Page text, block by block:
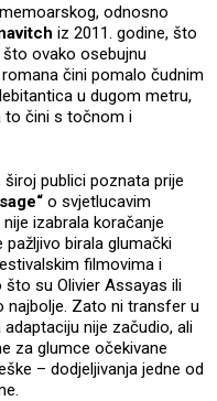
odnosno
iz 2011. godine, što
ovako osebujnu
čini pomalo čudnim
u dugom metru,
to čini s točnom i
publici poznata prije
o svjetlucavim
izabrala koračanje
birala glumački
filmovima i
su Olivier Assayas ili
najbolje. Zato ni transfer u
nije začudio, ali
za glumce očekivane
– dodjeljivanja jedne od